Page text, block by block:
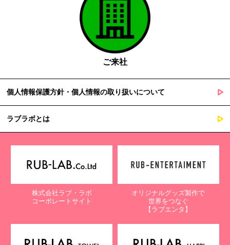
ご来社
個人情報保護方針・個人情報の取り扱いについて
ラブラボとは
株式会社ラブ・ラボ
コーポレートサイト
オリジナルグッズ製作で
世界をつなぐ
【ラブエンタ】